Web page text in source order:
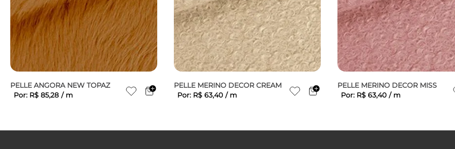
PELLE ANGORA NEW TOPAZ
Por: R$ 85,28 / m
PELLE MERINO DECOR CREAM
Por: R$ 63,40 / m
PELLE MERINO DECOR MISS
Por: R$ 63,40 / m